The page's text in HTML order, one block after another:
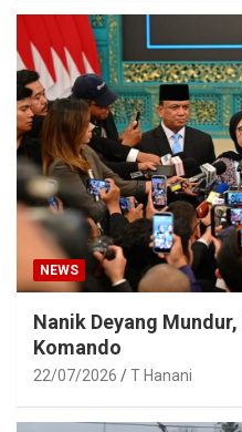
NEWS
Nanik Deyang
Komando
22/07/2026 T Hanani